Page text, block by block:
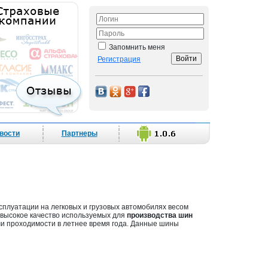
Запомнить меня
Регистрация
Партнеры
на легковых и грузовых автомобилях весом
качество используемых для производства шин
в летнее время года. Данные шины